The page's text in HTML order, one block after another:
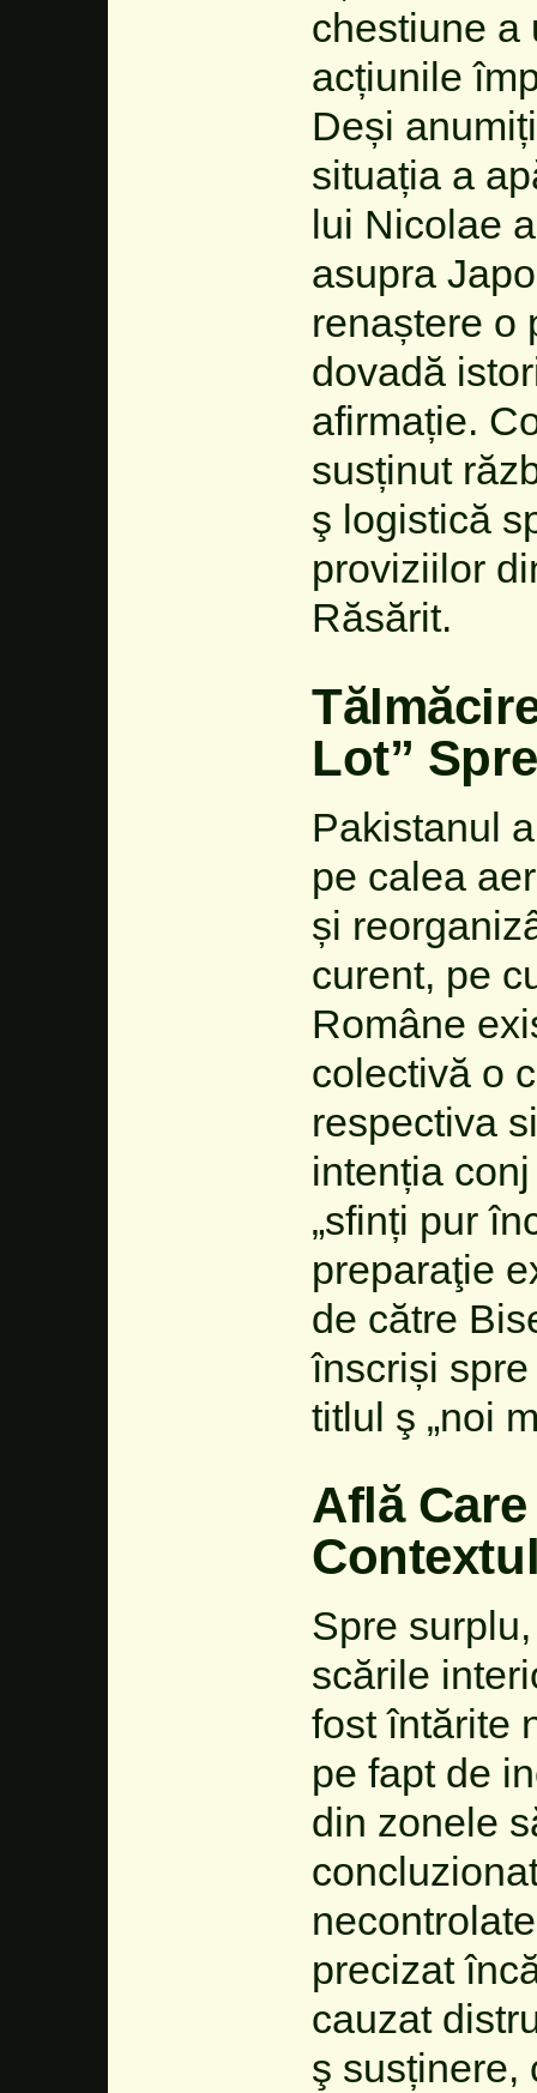
chestiune a
acțiunile
Deși
situația a
lui Nicolae
asupra
renaștere o
dovadă
afirmație.
susținut
ş logistică
proviziilor
Răsărit.
Lot”
Pakistanul
pe calea
și
curent, pe
Române
colectivă o
respectiva
intenția
„sfinți pur
preparaţie
de către
înscriși
titlul ş „noi
Află
Spre
scările
fost întărite
pe fapt de
din zonele
precizat
cauzat
ş susținere,